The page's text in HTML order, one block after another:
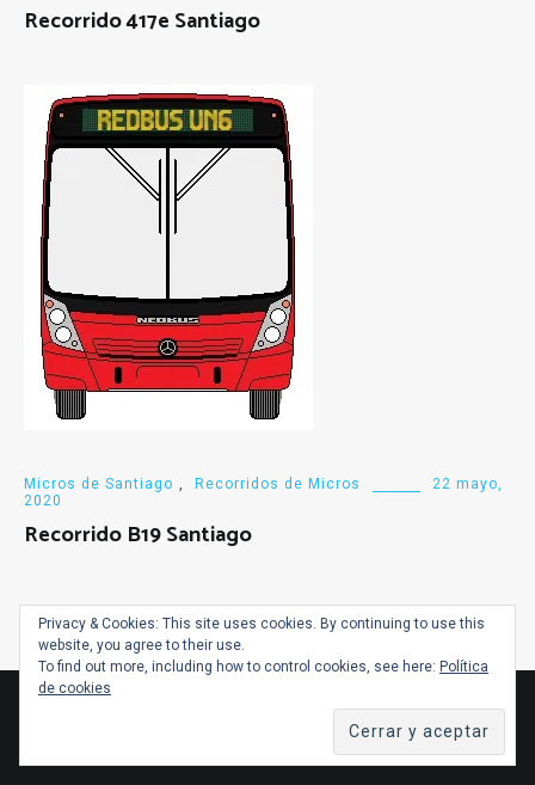
Recorrido 417e Santiago
Micros de Santiago , Recorridos de Micros
22 mayo,
2020
Recorrido B19 Santiago
Privacy & Cookies: This site uses cookies. By continuing to use this
website, you agree to their use.
To find out more, including how to control cookies, see here: Política
de cookies